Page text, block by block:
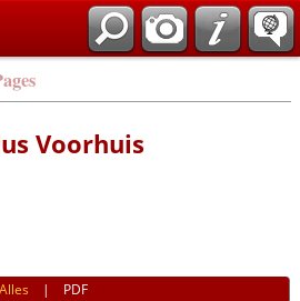
Voorhuis
Alles | PDF